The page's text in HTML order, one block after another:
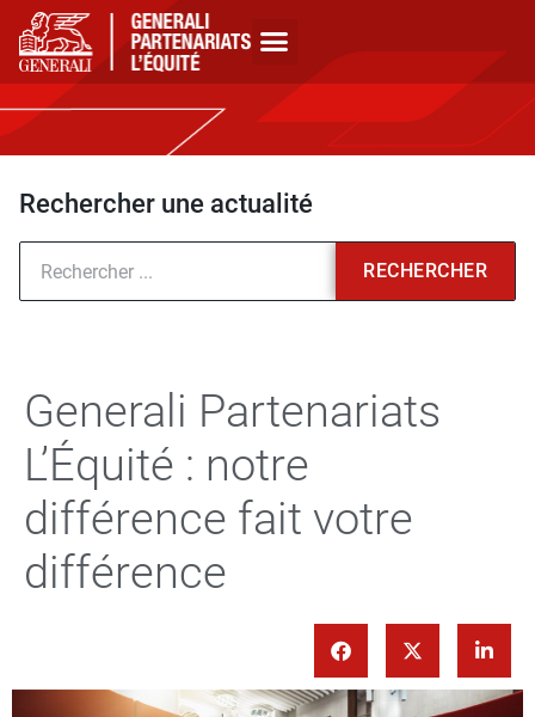
Rechercher une actualité
RECHERCHER
Generali Partenariats
L’Équité : notre
différence fait votre
différence